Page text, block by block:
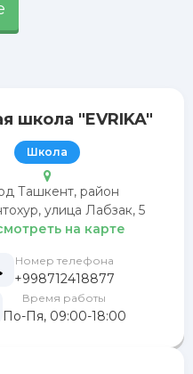
школа "EVRIKA"
Школа
Ташкент, район
улица Лабзак, 5
на карте
Номер телефона
+998712418877
Время работы
По-Пя, 09:00-18:00